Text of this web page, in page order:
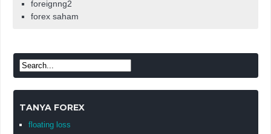
foreignng2
forex saham
TANYA FOREX
floating loss